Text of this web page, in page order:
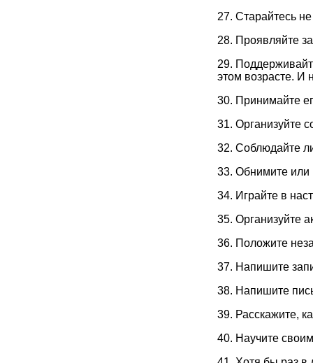
27. Старайтесь
28. Проявляйте
29.
этом возрасте. И
30. Принимайте
31. Организуйте
32. Соблюдайте
33. Обнимите или
34. Играйте в
35. Организуйте
36. Положите
37. Напишите
38. Напишите
39. Расскажите,
40. Научите